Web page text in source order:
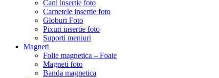
Cani insertie foto
Carnetele insertie foto
Globuri Foto
Pixuri insertie foto
Suporti meniuri
Magneti
Folie magnetica – Foaie
Magneti foto
Banda magnetica